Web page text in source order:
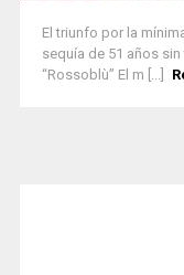
El triunfo por la
sequía de 51 años
“Rossoblù” El m [...]